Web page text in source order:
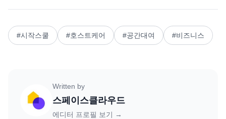
#시작스쿨 #호스트케어 #공간대여 #비즈니스
Written by
스페이스클라우드
에디터 프로필 보기 →